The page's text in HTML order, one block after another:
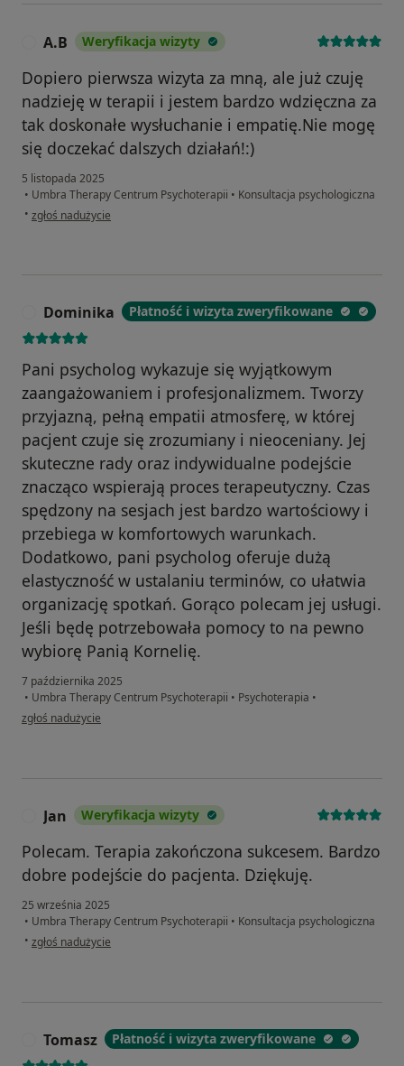
A.B Weryfikacja wizyty
Dopiero pierwsza wizyta za mną, ale już czuję
nadzieję w terapii i jestem bardzo wdzięczna za
tak doskonałe wysłuchanie i empatię.Nie mogę
się doczekać dalszych działań!:)
5 listopada 2025
• Umbra Therapy Centrum Psychoterapii • Konsultacja psychologiczna
• w opinii użytkownika A.B
zgłoś nadużycie
Dominika Płatność i wizyta zweryfikowane
Pani psycholog wykazuje się wyjątkowym
zaangażowaniem i profesjonalizmem. Tworzy
przyjazną, pełną empatii atmosferę, w której
pacjent czuje się zrozumiany i nieoceniany. Jej
skuteczne rady oraz indywidualne podejście
znacząco wspierają proces terapeutyczny. Czas
spędzony na sesjach jest bardzo wartościowy i
przebiega w komfortowych warunkach.
Dodatkowo, pani psycholog oferuje dużą
elastyczność w ustalaniu terminów, co ułatwia
organizację spotkań. Gorąco polecam jej usługi.
Jeśli będę potrzebowała pomocy to na pewno
wybiorę Panią Kornelię.
7 października 2025
• Umbra Therapy Centrum Psychoterapii • Psychoterapia •
w opinii użytkownika Dominika
zgłoś nadużycie
Jan Weryfikacja wizyty
Polecam. Terapia zakończona sukcesem. Bardzo
dobre podejście do pacjenta. Dziękuję.
25 września 2025
• Umbra Therapy Centrum Psychoterapii • Konsultacja psychologiczna
• w opinii użytkownika Jan
zgłoś nadużycie
Tomasz Płatność i wizyta zweryfikowane